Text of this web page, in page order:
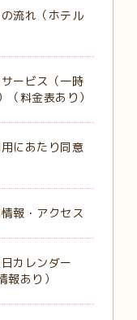
流れ（ホテル
ービス（一時
（料金表あり）
にあたり同意
報・アクセス
カレンダー
報あり）